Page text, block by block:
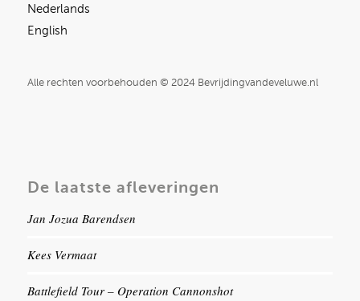
Nederlands
English
Alle rechten voorbehouden © 2024 Bevrijdingvandeveluwe.nl
De laatste afleveringen
Jan Jozua Barendsen
Kees Vermaat
Battlefield Tour – Operation Cannonshot